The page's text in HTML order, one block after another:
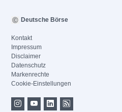
Deutsche Börse
Kontakt
Impressum
Disclaimer
Datenschutz
Markenrechte
Cookie-Einstellungen